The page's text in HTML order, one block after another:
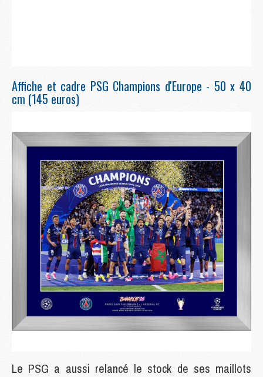
Affiche et cadre PSG Champions d'Europe - 50 x 40
cm (145 euros)
Le PSG a aussi relancé le stock de ses maillots